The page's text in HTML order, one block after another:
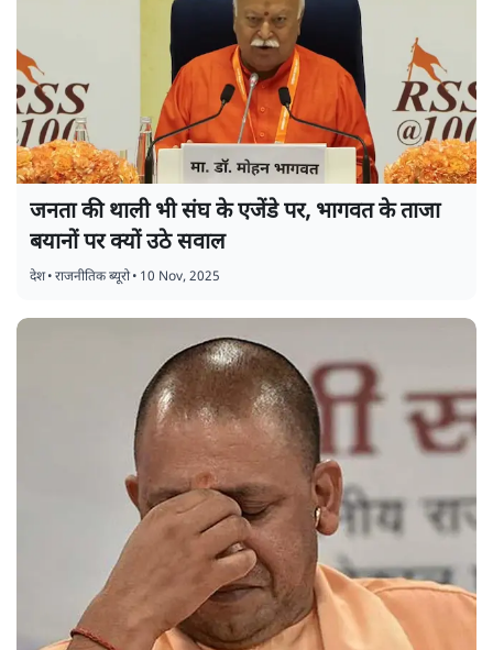
जनता की थाली भी संघ के एजेंडे पर, भागवत के ताजा
बयानों पर क्यों उठे सवाल
देश•राजनीतिक ब्यूरो• 10 Nov, 2025